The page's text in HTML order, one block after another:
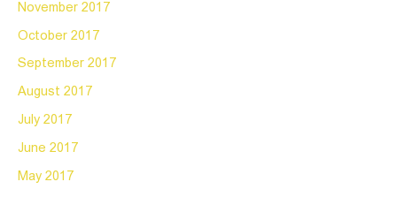
November 2017
October 2017
September 2017
August 2017
July 2017
June 2017
May 2017